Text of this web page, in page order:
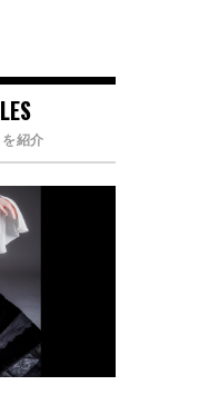
紹介